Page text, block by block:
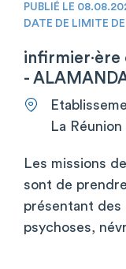
PUBLIÉ LE
DATE DE LIMITE
infirmier·ère
-
La
Les missions
sont de
présentant des
psychoses,